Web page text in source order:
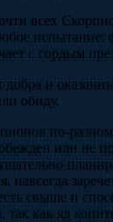
всех
с гордым
добра и
обиду.
по-
или не
навсегда
свыше и
так как яд